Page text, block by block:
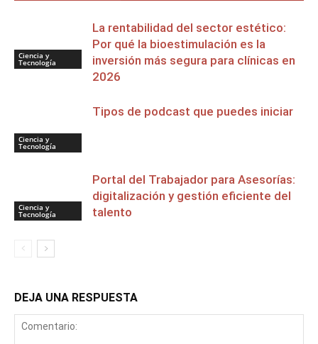
Ciencia y
Tecnología
La rentabilidad del sector estético:
Por qué la bioestimulación es la
inversión más segura para clínicas en
2026
Ciencia y
Tecnología
Tipos de podcast que puedes iniciar
Ciencia y
Tecnología
Portal del Trabajador para Asesorías:
digitalización y gestión eficiente del
talento
DEJA UNA RESPUESTA